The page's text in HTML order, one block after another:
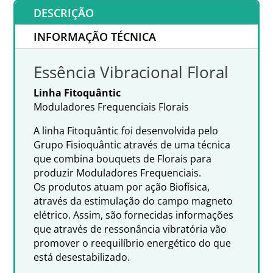
DESCRIÇÃO
INFORMAÇÃO TÉCNICA
Essência Vibracional Floral
Linha Fitoquântic
Moduladores Frequenciais Florais
A linha Fitoquântic foi desenvolvida pelo
Grupo Fisioquântic através de uma técnica
que combina bouquets de Florais para
produzir Moduladores Frequenciais.
Os produtos atuam por ação Biofísica,
através da estimulação do campo magneto
elétrico. Assim, são fornecidas informações
que através de ressonância vibratória vão
promover o reequilíbrio energético do que
está desestabilizado.